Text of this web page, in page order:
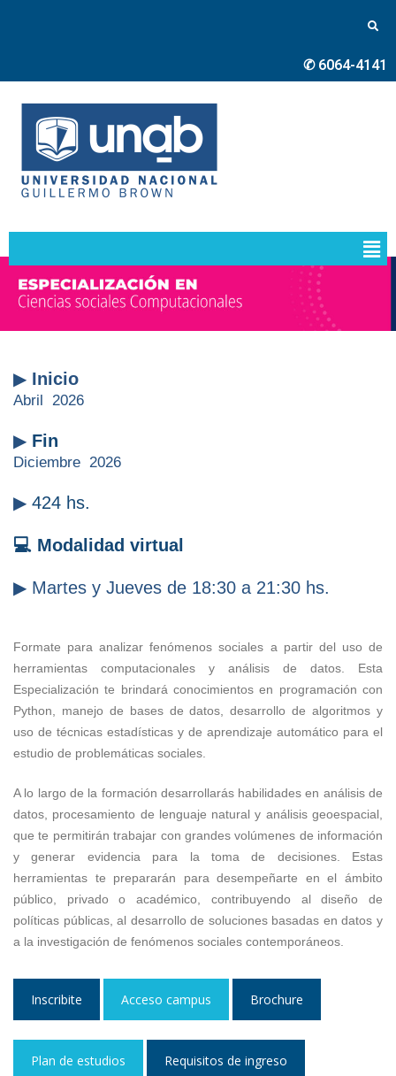
✆ 6064-4141
▶ Inicio
Abril 2026
▶ Fin
Diciembre 2026
▶ 424 hs.
💻 Modalidad virtual
▶ Martes y Jueves de 18:30 a 21:30 hs.
Formate para analizar fenómenos sociales a partir del uso de
herramientas computacionales y análisis de datos. Esta
Especialización te brindará conocimientos en programación con
Python, manejo de bases de datos, desarrollo de algoritmos y
uso de técnicas estadísticas y de aprendizaje automático para el
estudio de problemáticas sociales.
A lo largo de la formación desarrollarás habilidades en análisis de
datos, procesamiento de lenguaje natural y análisis geoespacial,
que te permitirán trabajar con grandes volúmenes de información
y generar evidencia para la toma de decisiones. Estas
herramientas te prepararán para desempeñarte en el ámbito
público, privado o académico, contribuyendo al diseño de
políticas públicas, al desarrollo de soluciones basadas en datos y
a la investigación de fenómenos sociales contemporáneos.
Inscribite Acceso campus Brochure
Plan de estudios Requisitos de ingreso